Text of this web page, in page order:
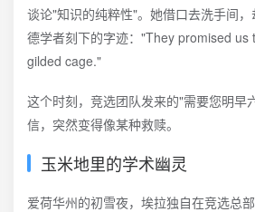
谈论"知识的纯粹性"。她借口去洗手间
德学者刻下的字迹："They promised
gilded cage."
这个时刻，竞选团队发来的"需要您明早
信，突然变得像某种救赎。
玉米地里的学术幽灵
爱荷华州的初雪夜，埃拉独自在竞选总